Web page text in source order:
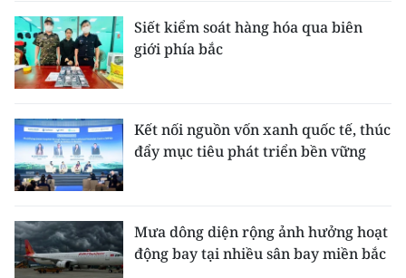
Siết kiểm soát hàng hóa qua biên
giới phía bắc
Kết nối nguồn vốn xanh quốc tế, thúc
đẩy mục tiêu phát triển bền vững
Mưa dông diện rộng ảnh hưởng hoạt
động bay tại nhiều sân bay miền bắc